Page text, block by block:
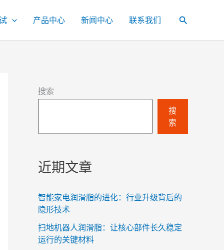
产品中心 新闻中心 联系我们
搜
搜索
搜
索
近期文章
智能家电润滑脂的进化：行业升级背后的
隐形技术
扫地机器人润滑脂：让核心部件长久稳定
运行的关键材料